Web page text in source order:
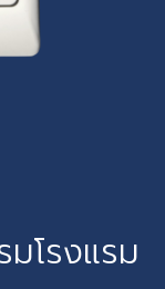
โรงแรม